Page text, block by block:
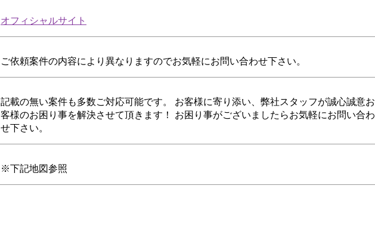
オフィシャルサイト
ご依頼案件の内容により異なりますのでお気軽にお問い合わせ下さい。
記載の無い案件も多数ご対応可能です。 お客様に寄り添い、弊社スタッフが誠心誠意お
客様のお困り事を解決させて頂きます！ お困り事がございましたらお気軽にお問い合わ
せ下さい。
※下記地図参照